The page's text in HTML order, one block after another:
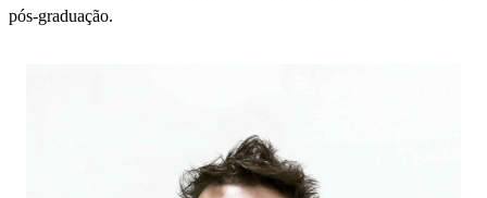
pós-graduação.